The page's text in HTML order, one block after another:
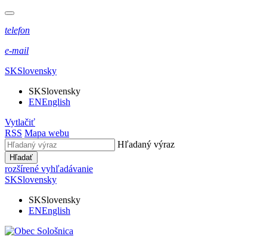
telefon
e-mail
SKSlovensky
SKSlovensky
ENEnglish
Vytlačiť
RSS Mapa webu
Hľadaný výraz
Hľadať
rozšírené vyhľadávanie
SKSlovensky
SKSlovensky
ENEnglish